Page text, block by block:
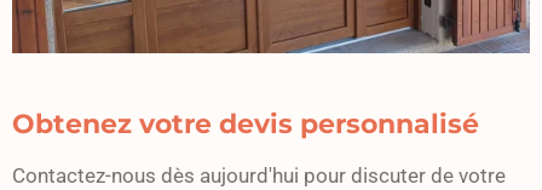
Obtenez votre devis personnalisé
Contactez-nous dès aujourd'hui pour discuter de votre